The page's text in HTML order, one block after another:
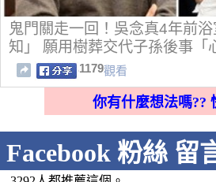
鬼門關走一回！吳念真4年前
知」 願用樹葬交代子孫後事「
1179觀看
你有什麼想法嗎??
Facebook 粉絲 留